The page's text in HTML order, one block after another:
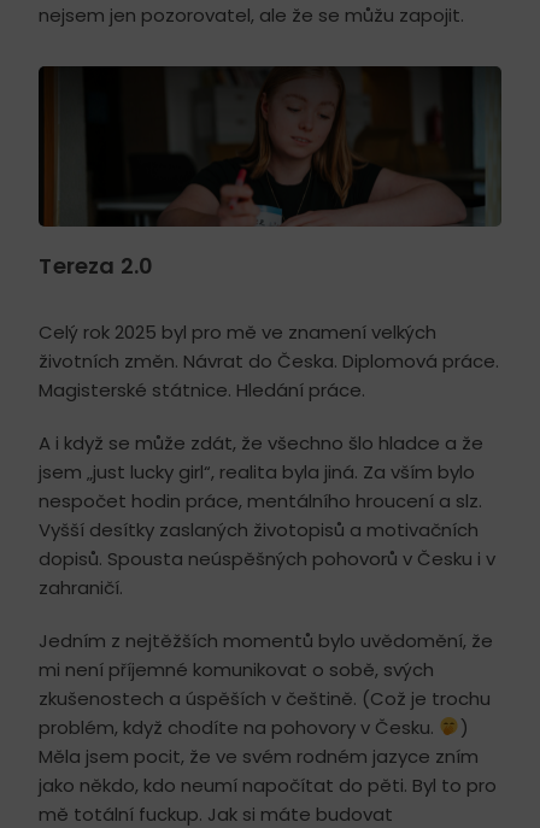
nejsem jen pozorovatel, ale že se můžu zapojit.
Tereza 2.0
Celý rok 2025 byl pro mě ve znamení velkých
životních změn. Návrat do Česka. Diplomová práce.
Magisterské státnice. Hledání práce.
A i když se může zdát, že všechno šlo hladce a že
jsem „just lucky girl“, realita byla jiná. Za vším bylo
nespočet hodin práce, mentálního hroucení a slz.
Vyšší desítky zaslaných životopisů a motivačních
dopisů. Spousta neúspěšných pohovorů v Česku i v
zahraničí.
Jedním z nejtěžších momentů bylo uvědomění, že
mi není příjemné komunikovat o sobě, svých
zkušenostech a úspěších v češtině. (Což je trochu
problém, když chodíte na pohovory v Česku.
)
Měla jsem pocit, že ve svém rodném jazyce zním
jako někdo, kdo neumí napočítat do pěti. Byl to pro
mě totální fuckup. Jak si máte budovat